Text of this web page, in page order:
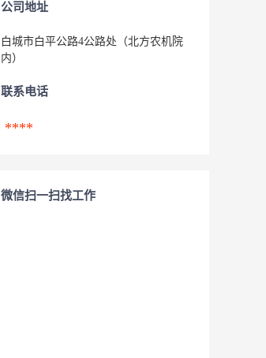
公司地址
白城市白平公路4公路处（北方农机院
内）
联系电话
****
微信扫一扫找工作